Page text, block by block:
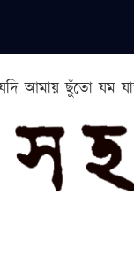
আমায় ছুঁতো যম